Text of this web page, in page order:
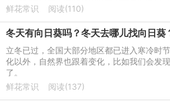
么修剪呢？用消过毒的
鲜花常识 阅读(110)
冬天有向日葵吗？冬天去哪儿找向日葵
立冬已过，全国大部分地区都已进入寒冷时
化以外，自然界也跟着变化，比如我们会发
了。
鲜花常识
阅读(137)